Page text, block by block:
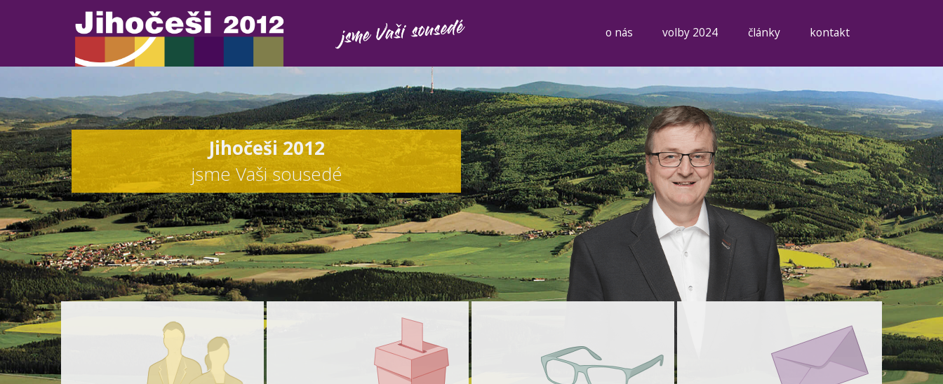
o nás volby 2024 články kontakt
Jihočeši 2012
jsme Vaši sousedé